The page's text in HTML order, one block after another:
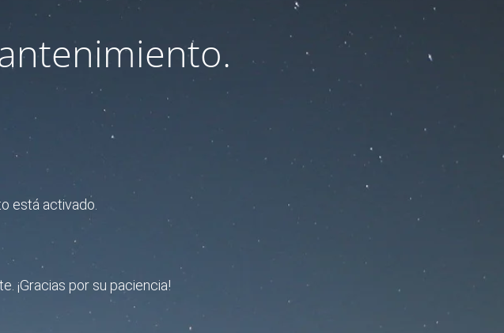
está activado.
¡Gracias por su paciencia!